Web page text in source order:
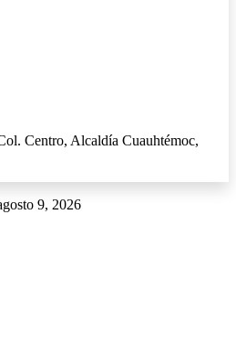
Centro, Alcaldía Cuauhtémoc,
9, 2026